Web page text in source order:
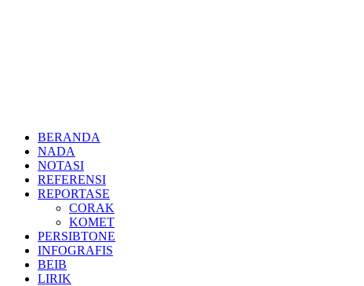
BERANDA
NADA
NOTASI
REFERENSI
REPORTASE
CORAK
KOMET
PERSIBTONE
INFOGRAFIS
BEIB
LIRIK